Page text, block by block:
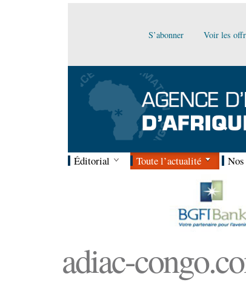
S’abonner Voir les
Éditorial Toute l’actualité
adiac-